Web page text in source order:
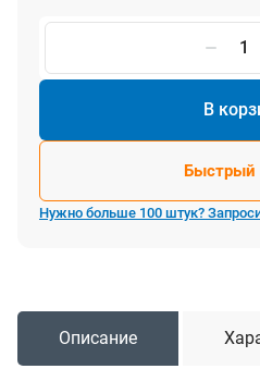
В
Быстрый
Нужно больше 100 штук?
Описание